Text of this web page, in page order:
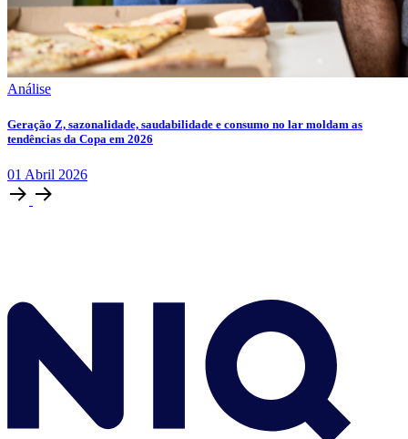
Análise
Geração Z, sazonalidade, saudabilidade e consumo no lar moldam as
tendências da Copa em 2026
01 Abril 2026